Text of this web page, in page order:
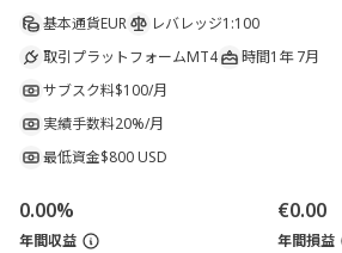
基本通貨EUR レバレッジ1:100
取引プラットフォームMT4 時間1年 7月
サブスク料$100/月
実績手数料20%/月
最低資金$800 USD
0.00%
年間収益
€0.00
年間損益